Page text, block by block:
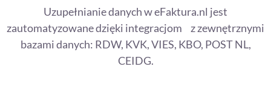
Uzupełnianie danych w eFaktura.nl jest
zautomatyzowane dzięki integracjom z zewnętrznymi
bazami danych: RDW, KVK, VIES, KBO, POST NL,
CEIDG.